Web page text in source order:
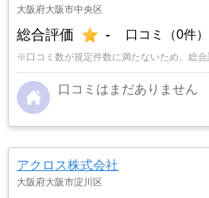
大阪府大阪市中央区
総合評価 - 口コミ（0件）
※口コミ数が規定件数に満たないため、総合
口コミはまだありません
アクロス株式会社
大阪府大阪市淀川区